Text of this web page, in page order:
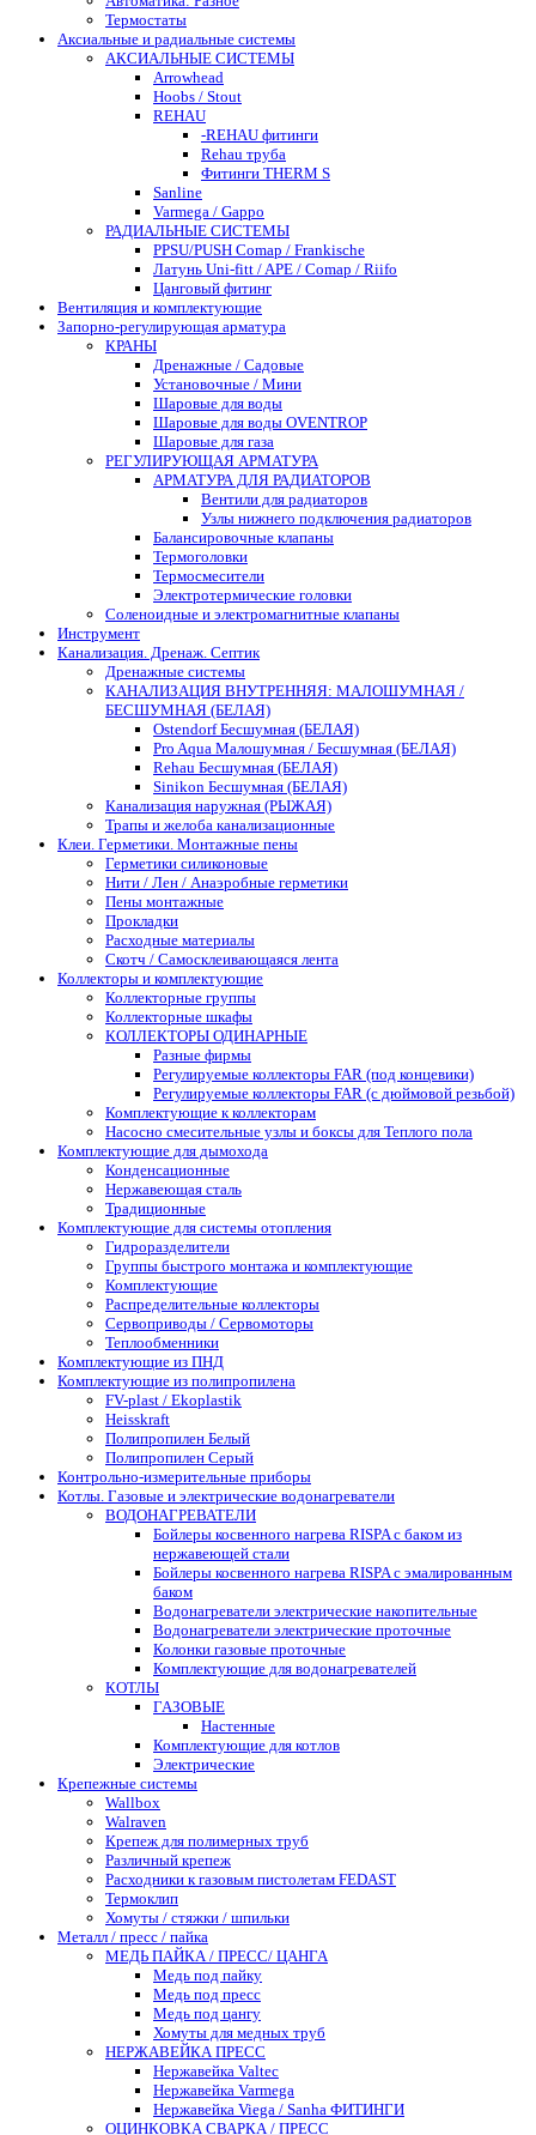
Термостаты
Аксиальные и радиальные системы
АКСИАЛЬНЫЕ СИСТЕМЫ
Arrowhead
Hoobs / Stout
REHAU
-REHAU фитинги
Rehau труба
Фитинги THERM S
Sanline
Varmega / Gappo
РАДИАЛЬНЫЕ СИСТЕМЫ
PPSU/PUSH Comap / Frankische
Латунь Uni-fitt / APE / Comap / Riifo
Цанговый фитинг
Вентиляция и комплектующие
Запорно-регулирующая арматура
КРАНЫ
Дренажные / Садовые
Установочные / Мини
Шаровые для воды
Шаровые для воды OVENTROP
Шаровые для газа
РЕГУЛИРУЮЩАЯ АРМАТУРА
АРМАТУРА ДЛЯ РАДИАТОРОВ
Вентили для радиаторов
Узлы нижнего подключения радиаторов
Балансировочные клапаны
Термоголовки
Термосмесители
Электротермические головки
Соленоидные и электромагнитные клапаны
Инструмент
Канализация. Дренаж. Септик
Дренажные системы
КАНАЛИЗАЦИЯ ВНУТРЕННЯЯ: МАЛОШУМНАЯ /
БЕСШУМНАЯ (БЕЛАЯ)
Ostendorf Бесшумная (БЕЛАЯ)
Pro Aqua Малошумная / Бесшумная (БЕЛАЯ)
Rehau Бесшумная (БЕЛАЯ)
Sinikon Бесшумная (БЕЛАЯ)
Канализация наружная (РЫЖАЯ)
Трапы и желоба канализационные
Клеи. Герметики. Монтажные пены
Герметики силиконовые
Нити / Лен / Анаэробные герметики
Пены монтажные
Прокладки
Расходные материалы
Скотч / Самосклеивающаяся лента
Коллекторы и комплектующие
Коллекторные группы
Коллекторные шкафы
КОЛЛЕКТОРЫ ОДИНАРНЫЕ
Разные фирмы
Регулируемые коллекторы FAR (под концевики)
Регулируемые коллекторы FAR (с дюймовой резьбой)
Комплектующие к коллекторам
Насосно смесительные узлы и боксы для Теплого пола
Комплектующие для дымохода
Конденсационные
Нержавеющая сталь
Традиционные
Комплектующие для системы отопления
Гидроразделители
Группы быстрого монтажа и комплектующие
Комплектующие
Распределительные коллекторы
Сервоприводы / Сервомоторы
Теплообменники
Комплектующие из ПНД
Комплектующие из полипропилена
FV-plast / Ekoplastik
Heisskraft
Полипропилен Белый
Полипропилен Серый
Контрольно-измерительные приборы
Котлы. Газовые и электрические водонагреватели
ВОДОНАГРЕВАТЕЛИ
Бойлеры косвенного нагрева RISPA с баком из
нержавеющей стали
Бойлеры косвенного нагрева RISPA с эмалированным
баком
Водонагреватели электрические накопительные
Водонагреватели электрические проточные
Колонки газовые проточные
Комплектующие для водонагревателей
КОТЛЫ
ГАЗОВЫЕ
Настенные
Комплектующие для котлов
Электрические
Крепежные системы
Wallbox
Walraven
Крепеж для полимерных труб
Различный крепеж
Расходники к газовым пистолетам FEDAST
Термоклип
Хомуты / стяжки / шпильки
Металл / пресс / пайка
МЕДЬ ПАЙКА / ПРЕСС/ ЦАНГА
Медь под пайку
Медь под пресс
Медь под цангу
Хомуты для медных труб
НЕРЖАВЕЙКА ПРЕСС
Нержавейка Valtec
Нержавейка Varmega
Нержавейка Viega / Sanha ФИТИНГИ
ОЦИНКОВКА СВАРКА / ПРЕСС